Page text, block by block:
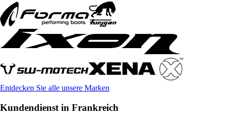
Entdecken Sie alle unsere Marken
Kundendienst in Frankreich